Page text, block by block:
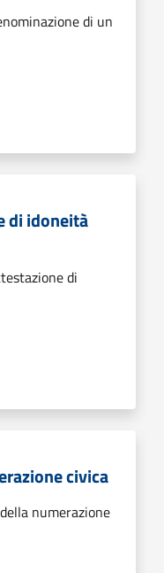
di un
di idoneità
di
civica
numerazione